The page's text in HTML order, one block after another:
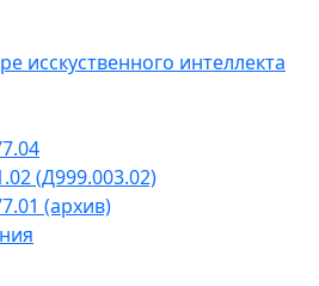
исскуственного интеллекта
(Д999.003.02)
(архив)